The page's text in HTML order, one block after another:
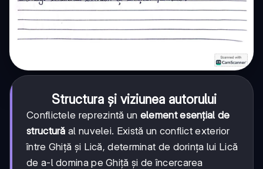
Structura și viziunea autorului
Conflictele reprezintă un element esențial de
structură al nuvelei. Există un conflict exterior
între Ghiță și Lică, determinat de dorința lui Lică
de a-l domina pe Ghiță și de încercarea